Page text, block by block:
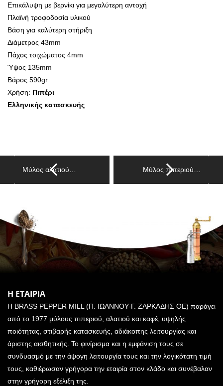
Επικάλυψη με βερνίκι για μεγαλύτερη αντοχή
Πλαϊνή τροφοδοσία υλικού
Βάση για καλύτερη στήριξη
Διάμετρος 43mm
Πάχος τοιχώματος 4mm
Ύψος 135mm
Βάρος 590gr
Χρήση: Πιπέρι
Ελληνικής κατασκευής
Μύλος αλατιού… Μύλος πιπεριού…
Η ΕΤΑΙΡΙΑ
Η BRASS PEPPER MILL (Π. ΙΩΑΝΝΟΥ-Γ. ΖΑΡΚΑΔΗΣ ΟΕ) παράγει
από το 1977 μύλους πιπεριού, αλατιού και καφέ, υψηλής
ποιότητας, στιβαρής κατασκευής, αδιάκοπης λειτουργίας και
άριστης αισθητικής. Το φινίρισμα και η εμφάνιση τους σε
συνδυασμό με την άψογη λειτουργία τους και την λογικότατη τιμή
τους, καθιέρωσαν γρήγορα την εταιρία στον κλάδο και συνέβαλαν
στην γρήγορη εξέλιξη της.